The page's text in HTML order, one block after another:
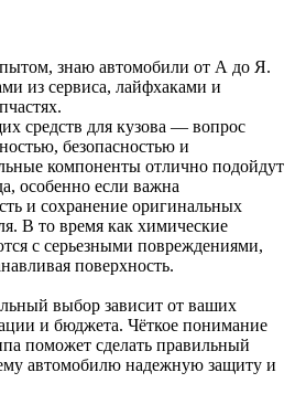
знаю автомобили от А до Я.
из сервиса, лайфхаками и
средств для кузова — вопрос
безопасностью и
компоненты отлично подойдут
особенно если важна
и сохранение оригинальных
В то время как химические
с серьезными повреждениями,
поверхность.
выбор зависит от ваших
и бюджета. Чёткое понимание
поможет сделать правильный
автомобилю надежную защиту и